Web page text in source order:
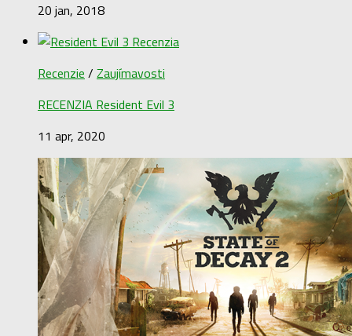
20 jan, 2018
Recenzie / Zaujímavosti
RECENZIA Resident Evil 3
11 apr, 2020